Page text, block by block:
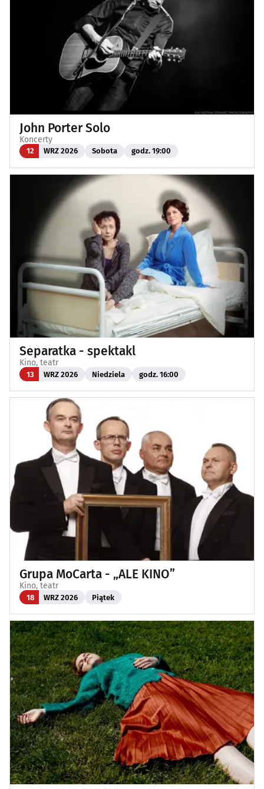
John Porter Solo
Koncerty
12 WRZ 2026 Sobota godz. 19:00
Separatka - spektakl
Kino, teatr
13 WRZ 2026 Niedziela godz. 16:00
Grupa MoCarta - „ALE KINO”
Kino, teatr
18 WRZ 2026 Piątek